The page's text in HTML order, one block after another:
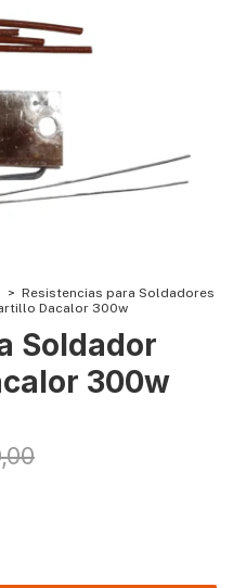
> Resistencias para Soldadores
Dacalor 300w
Soldador
300w